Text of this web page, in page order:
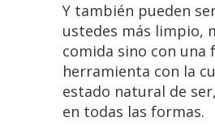
Y también pueden
ustedes más limpio,
comida sino con una
herramienta con la
estado natural de
en todas las formas.